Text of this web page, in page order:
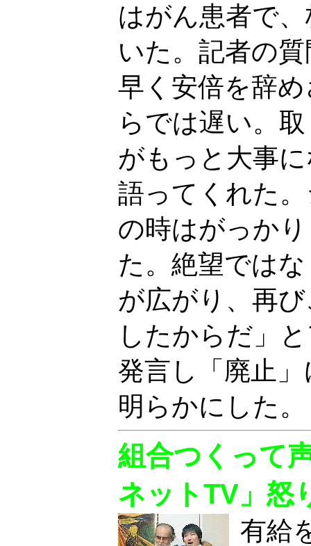
はがん患者で
いた。記者の
早く安倍を辞
らでは遅い。
がもっと大事
語ってくれた
の時はがっか
た。絶望では
が広がり、再
したからだ」
発言し「廃止
明らかにした
組合つくって
ネットTV」怒
有給